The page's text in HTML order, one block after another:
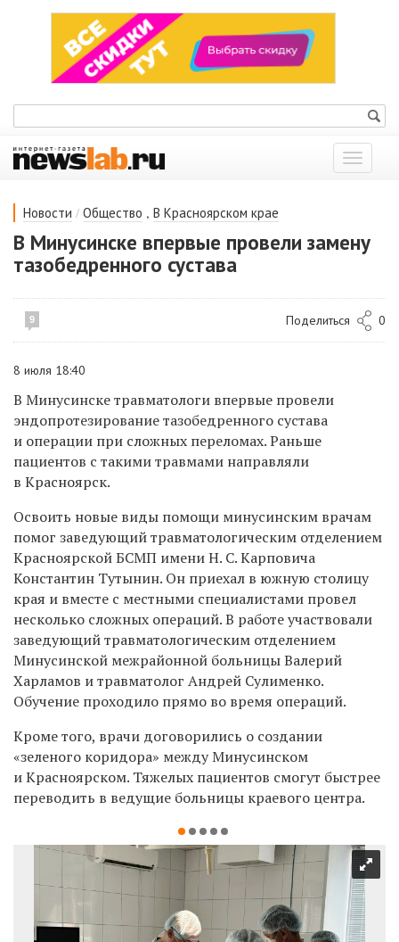
Показать
меню
Новости / Общество , В Красноярском крае
В Минусинске впервые провели замену
тазобедренного сустава
9 Поделиться 0
8 июля 18:40
В Минусинске травматологи впервые провели
эндопротезирование тазобедренного сустава
и операции при сложных переломах. Раньше
пациентов с такими травмами направляли
в Красноярск.
Освоить новые виды помощи минусинским врачам
помог заведующий травматологическим отделением
Красноярской БСМП имени Н. С. Карповича
Константин Тутынин. Он приехал в южную столицу
края и вместе с местными специалистами провел
несколько сложных операций. В работе участвовали
заведующий травматологическим отделением
Минусинской межрайонной больницы Валерий
Харламов и травматолог Андрей Сулименко.
Обучение проходило прямо во время операций.
Кроме того, врачи договорились о создании
«зеленого коридора» между Минусинском
и Красноярском. Тяжелых пациентов смогут быстрее
переводить в ведущие больницы краевого центра.